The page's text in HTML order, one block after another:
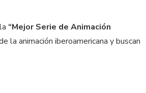
“Mejor Serie de Animación
la animación iberoamericana y buscan